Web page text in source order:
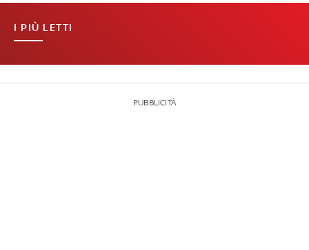
I PIÙ LETTI
PUBBLICITÀ